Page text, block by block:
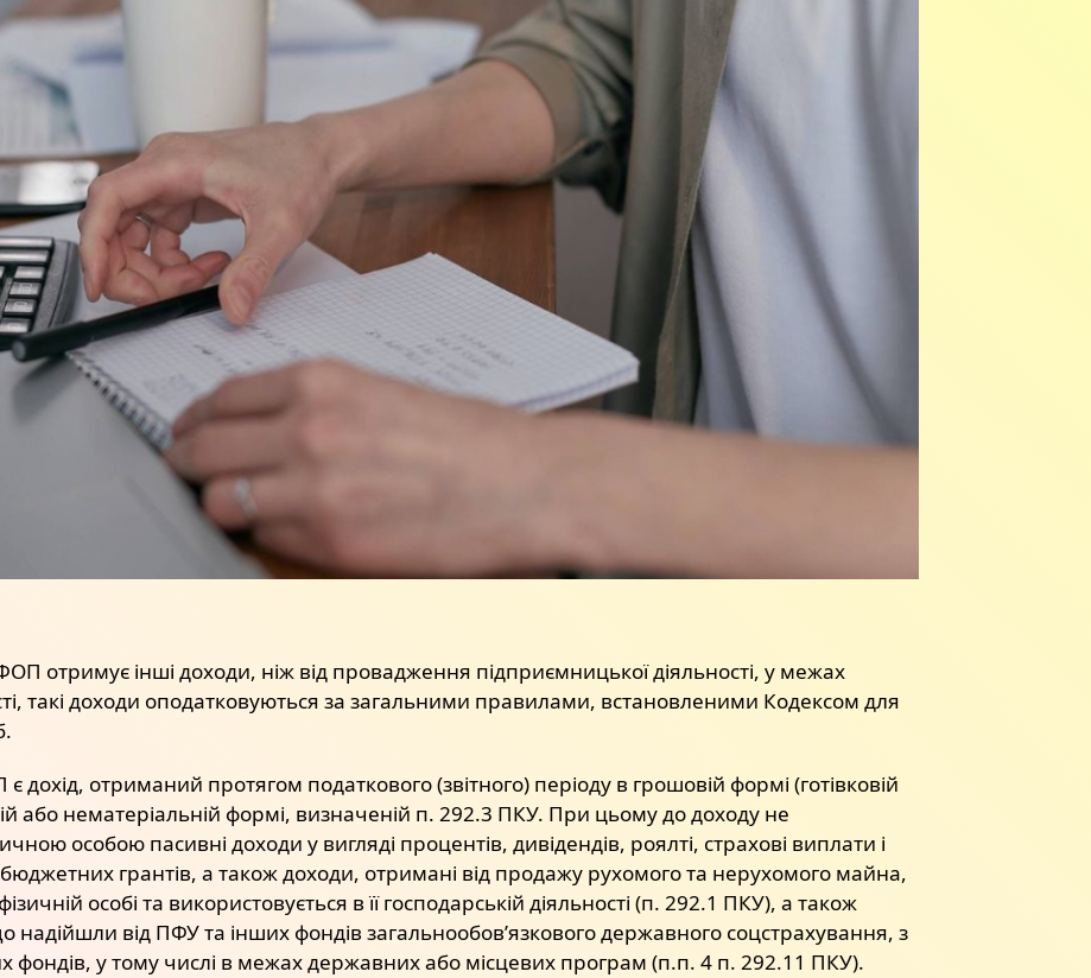
отримує інші доходи, ніж від провадження підприємницької діяльності, у межах
такі доходи оподатковуються за загальними правилами, встановленими Кодексом для
отриманий протягом податкового (звітного) періоду в грошовій формі (готівковій
або нематеріальній формі, визначеній п. 292.3 ПКУ. При цьому до доходу не
особою пасивні доходи у вигляді процентів, дивідендів, роялті, страхові виплати і
грантів, а також доходи, отримані від продажу рухомого та нерухомого майна,
особі та використовується в її господарській діяльності (п. 292.1 ПКУ), а також
від ПФУ та інших фондів загальнообов’язкового державного соцстрахування, з
фондів, у тому числі в межах державних або місцевих програм (п.п. 4 п. 292.11 ПКУ).